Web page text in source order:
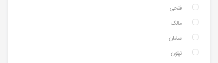
فتحی
مالک
سامان
نپتون